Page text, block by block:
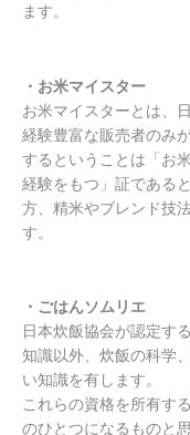
ます。
・お米マイスター
お米マイスターとは、
経験豊富な販売者のみ
するということは「お
経験をもつ」証である
方、精米やブレンド技
す。
・ごはんソムリエ
日本炊飯協会が認定す
知識以外、炊飯の科学
い知識を有します。
これらの資格を所有す
のひとつになるものと